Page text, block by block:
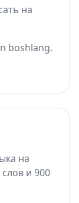
на
boshlang.
на
и 900